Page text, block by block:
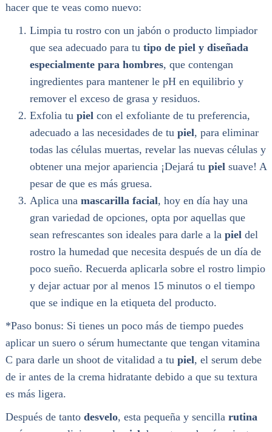
hacer que te veas como nuevo:
Limpia tu rostro con un jabón o producto limpiador
que sea adecuado para tu tipo de piel y diseñada
especialmente para hombres, que contengan
ingredientes para mantener le pH en equilibrio y
remover el exceso de grasa y residuos.
Exfolia tu piel con el exfoliante de tu preferencia,
adecuado a las necesidades de tu piel, para eliminar
todas las células muertas, revelar las nuevas células y
obtener una mejor apariencia ¡Dejará tu piel suave! A
pesar de que es más gruesa.
Aplica una mascarilla facial, hoy en día hay una
gran variedad de opciones, opta por aquellas que
sean refrescantes son ideales para darle a la piel del
rostro la humedad que necesita después de un día de
poco sueño. Recuerda aplicarla sobre el rostro limpio
y dejar actuar por al menos 15 minutos o el tiempo
que se indique en la etiqueta del producto.
*Paso bonus: Si tienes un poco más de tiempo puedes
aplicar un suero o sérum humectante que tengan vitamina
C para darle un shoot de vitalidad a tu piel, el serum debe
de ir antes de la crema hidratante debido a que su textura
es más ligera.
Después de tanto desvelo, esta pequeña y sencilla rutina